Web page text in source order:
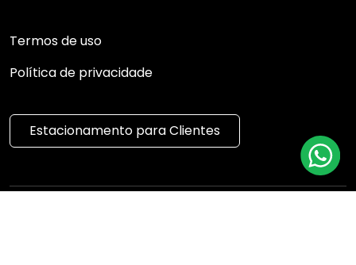
Termos de uso
Política de privacidade
Estacionamento para Clientes